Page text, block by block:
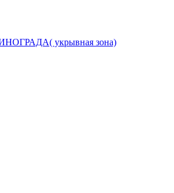
укрывная зона)